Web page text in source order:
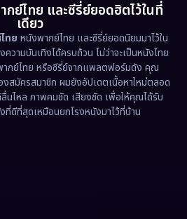
(375)
(338)
(9)
(57)
ย์ไทย และซีรี่ย์ยอดฮิตไว้ในที่
เดียว
ทย หนังพากย์ไทย และซีรี่ย์ยอดนิยมมาไว้ใน
ความบันเทิงได้ครบถ้วน ไม่ว่าจะเป็นหนังไทย
กย์ไทย หรือซีรี่ย์จากแพลตฟอร์มดัง คุณ
งสมัครสมาชิก ผมยังอัปเดตเนื้อหาใหม่ตลอด
นไหล ภาพคมชัด เสียงชัด เพื่อให้คุณได้รับ
ดีที่สุดเหมือนยกโรงหนังมาไว้ที่บ้าน